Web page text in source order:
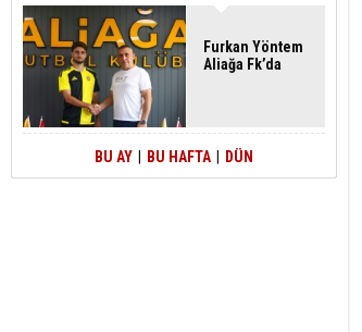
Furkan Yöntem
Aliağa Fk’da
BU AY BU HAFTA DÜN